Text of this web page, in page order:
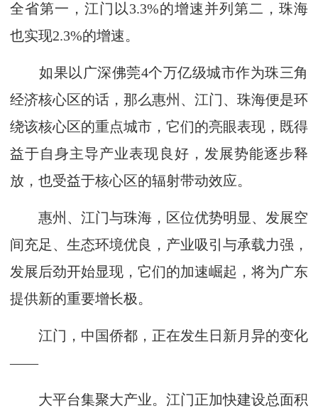
全省第一，江门以3.3%的增速并列第二，珠海
也实现2.3%的增速。
如果以广深佛莞4个万亿级城市作为珠三角
经济核心区的话，那么惠州、江门、珠海便是环
绕该核心区的重点城市，它们的亮眼表现，既得
益于自身主导产业表现良好，发展势能逐步释
放，也受益于核心区的辐射带动效应。
惠州、江门与珠海，区位优势明显、发展空
间充足、生态环境优良，产业吸引与承载力强，
发展后劲开始显现，它们的加速崛起，将为广东
提供新的重要增长极。
江门，中国侨都，正在发生日新月异的变化
——
大平台集聚大产业。江门正加快建设总面积